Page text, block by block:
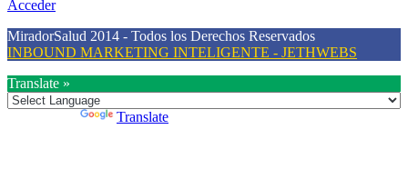
Acceder
MiradorSalud 2014 - Todos los Derechos Reservados
INBOUND MARKETING INTELIGENTE - JETHWEBS
Translate »
Translate